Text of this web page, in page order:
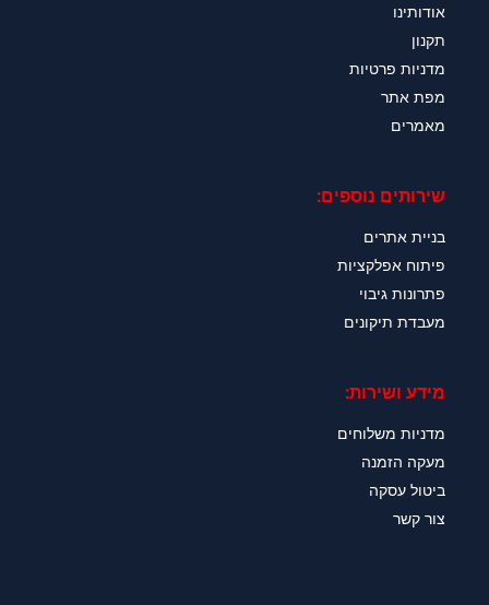
אודותינו
תקנון
מדניות פרטיות
מפת אתר
מאמרים
שירותים נוספים:
בניית אתרים
פיתוח אפלקציות
פתרונות גיבוי
מעבדת תיקונים
מידע ושירות:
מדניות משלוחים
מעקה הזמנה
ביטול עסקה
צור קשר